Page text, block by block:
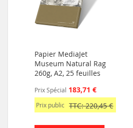
Papier MediaJet
Museum Natural Rag
260g, A2, 25 feuilles
Prix Spécial 183,71 €
Prix public TTC: 220,45 €